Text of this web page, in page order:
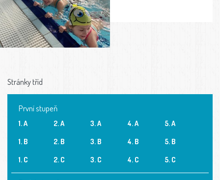
Stránky tříd
První stupeň
1. A
1. B
1. C
2. A
2. B
2. C
3. A
3. B
3. C
4. A
4. B
4. C
5. A
5. B
5. C